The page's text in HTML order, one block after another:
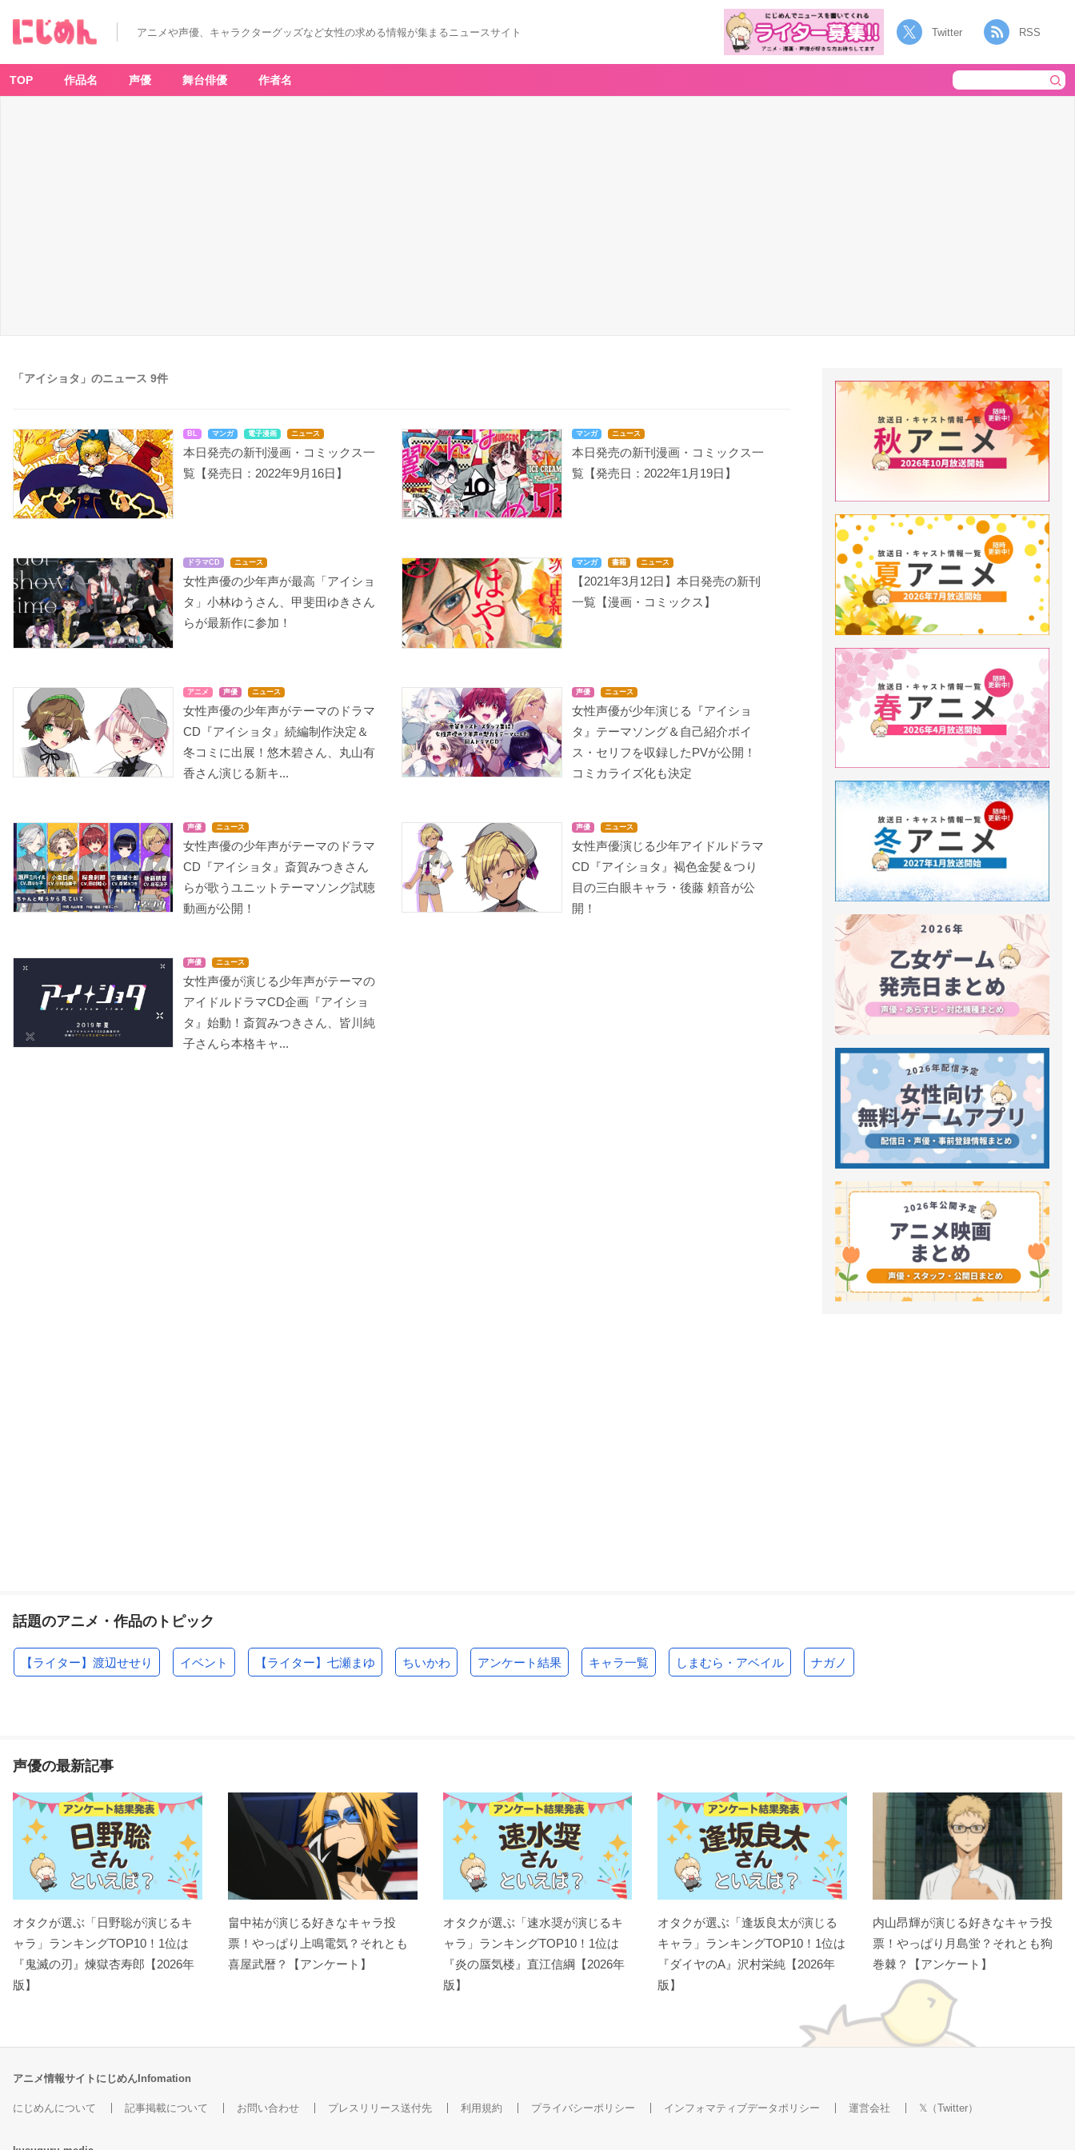
アニメや声優、キャラクターグッズなど女性の求める情報が集まるニュースサイト Twitter RSS
TOP 作品名 声優 舞台俳優 作者名
「アイショタ」のニュース 9件
BL マンガ 電子漫画 ニュース
本日発売の新刊漫画・コミックス一
覧【発売日：2022年9月16日】
マンガ ニュース
本日発売の新刊漫画・コミックス一
覧【発売日：2022年1月19日】
ドラマCD ニュース
女性声優の少年声が最高「アイショ
タ」小林ゆうさん、甲斐田ゆきさん
らが最新作に参加！
マンガ 書籍 ニュース
【2021年3月12日】本日発売の新刊
一覧【漫画・コミックス】
アニメ 声優 ニュース
女性声優の少年声がテーマのドラマ
CD『アイショタ』続編制作決定＆
冬コミに出展！悠木碧さん、丸山有
香さん演じる新キ...
声優 ニュース
女性声優が少年演じる『アイショ
タ』テーマソング＆自己紹介ボイ
ス・セリフを収録したPVが公開！
コミカライズ化も決定
声優 ニュース
女性声優の少年声がテーマのドラマ
CD『アイショタ』斎賀みつきさん
らが歌うユニットテーマソング試聴
動画が公開！
声優 ニュース
女性声優演じる少年アイドルドラマ
CD『アイショタ』褐色金髪＆つり
目の三白眼キャラ・後藤 頼音が公
開！
声優 ニュース
女性声優が演じる少年声がテーマの
アイドルドラマCD企画『アイショ
タ』始動！斎賀みつきさん、皆川純
子さんら本格キャ...
話題のアニメ・作品のトピック
【ライター】渡辺せせり イベント 【ライター】七瀬まゆ ちいかわ アンケート結果 キャラ一覧 しまむら・アベイル ナガノ
声優の最新記事
オタクが選ぶ「日野聡が演じるキ
ャラ」ランキングTOP10！1位は
『鬼滅の刃』煉󠄁獄杏寿郎【2026年
版】
畠中祐が演じる好きなキャラ投
票！やっぱり上鳴電気？それとも
喜屋武暦？【アンケート】
オタクが選ぶ「速水奨が演じるキ
ャラ」ランキングTOP10！1位は
『炎の蜃気楼』直江信綱【2026年
版】
オタクが選ぶ「逢坂良太が演じる
キャラ」ランキングTOP10！1位は
『ダイヤのA』沢村栄純【2026年
版】
内山昂輝が演じる好きなキャラ投
票！やっぱり月島蛍？それとも狗
巻棘？【アンケート】
アニメ情報サイトにじめんInfomation
にじめんについて 記事掲載について お問い合わせ プレスリリース送付先 利用規約 プライバシーポリシー インフォマティブデータポリシー 運営会社 𝕏（Twitter）